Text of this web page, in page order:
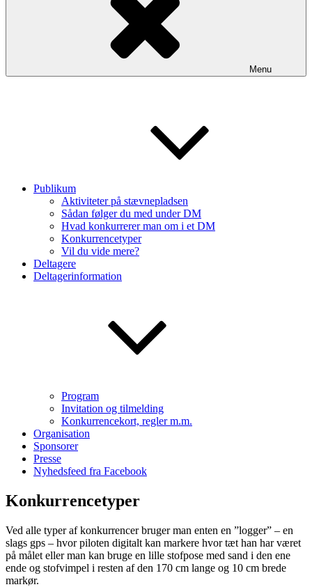
Menu
Publikum
Aktiviteter på stævnepladsen
Sådan følger du med under DM
Hvad konkurrerer man om i et DM
Konkurrencetyper
Vil du vide mere?
Deltagere
Deltagerinformation
Program
Invitation og tilmelding
Konkurrencekort, regler m.m.
Organisation
Sponsorer
Presse
Nyhedsfeed fra Facebook
Konkurrencetyper
Ved alle typer af konkurrencer bruger man enten en ”logger” – en
slags gps – hvor piloten digitalt kan markere hvor tæt han har været
på målet eller man kan bruge en lille stofpose med sand i den ene
ende og stofvimpel i resten af den 170 cm lange og 10 cm brede
markør.